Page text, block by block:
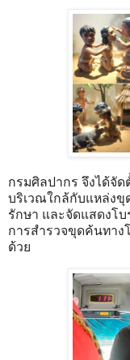
กรมศิลปากร จึงได้จั
บริเวณใกล้กับแหล่งขุ
รักษา และจัดแสดงโ
การสำรวจขุดค้นทา
ด้วย